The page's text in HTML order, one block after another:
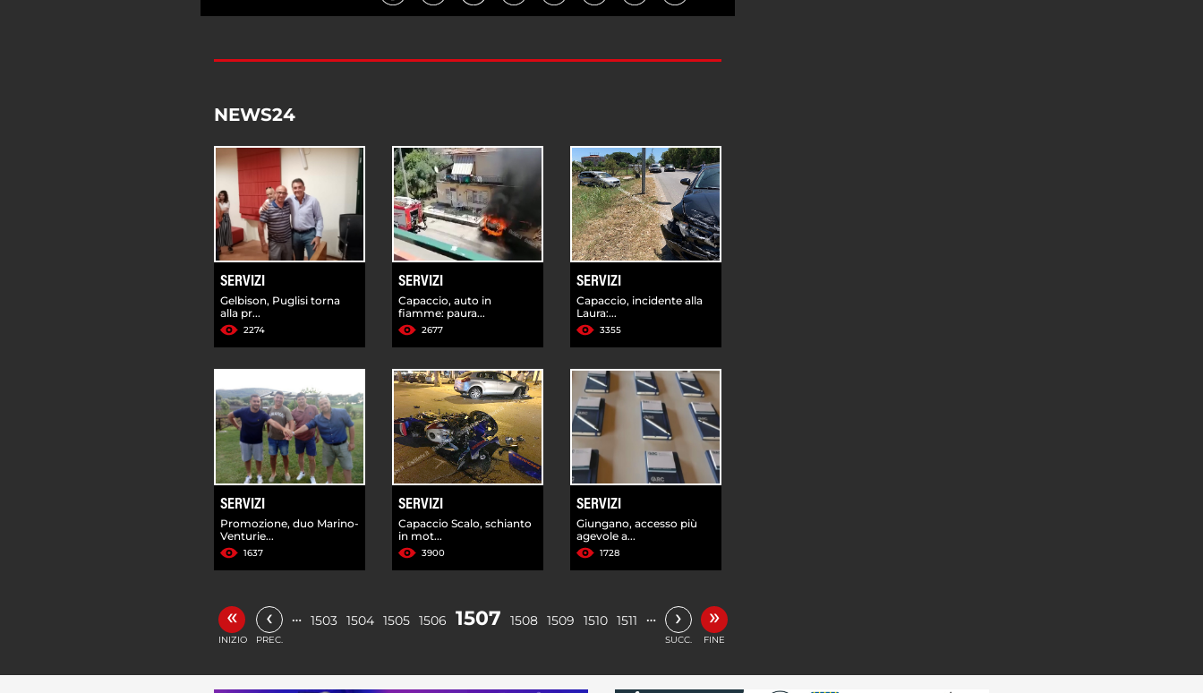
NEWS24
SERVIZI
Gelbison, Puglisi torna
alla pr...
2274
SERVIZI
Capaccio, auto in
fiamme: paura...
2677
SERVIZI
Capaccio, incidente alla
Laura:...
3355
SERVIZI
Promozione, duo Marino-
Venturie...
1637
SERVIZI
Capaccio Scalo, schianto
in mot...
3900
SERVIZI
Giungano, accesso più
agevole a...
1728
«
INIZIO
‹
PREC.
… 1503 1504 1505 1506 1507 1508 1509 1510 1511 … ›
SUCC.
»
FINE